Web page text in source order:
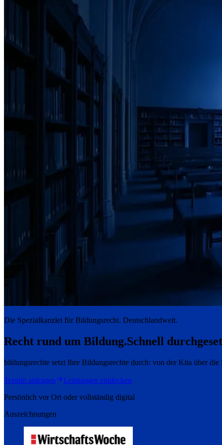
Die Spezialkanzlei für Bildungsrecht. Deutschlandweit.
Recht rund um Bildung.Schnell
bildungsrechte setzt Ihre Bildungsrechte durch: von der Kita über
Termin anfragen
Leistungen entdecken
Persönlich vor Ort oder vollständig digital
Auszeichnungen